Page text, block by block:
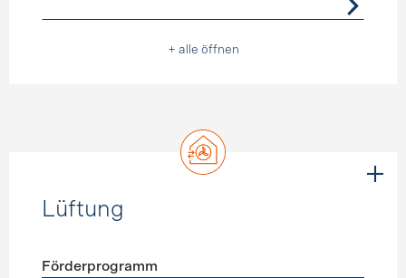
+ alle öffnen
Lüftung
Förderprogramm